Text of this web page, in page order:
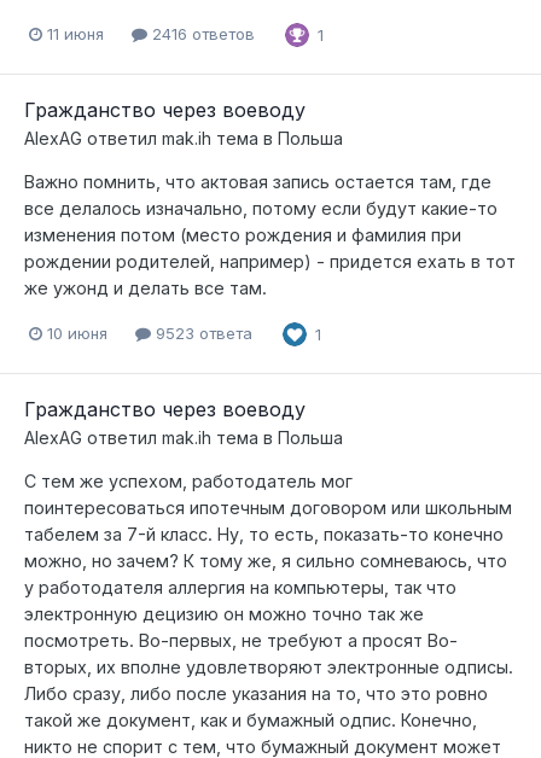
11 июня 2416 ответов 1
Гражданство через воеводу
AlexAG ответил mak.ih тема в Польша
Важно помнить, что актовая запись остается там, где
все делалось изначально, потому если будут какие-то
изменения потом (место рождения и фамилия при
рождении родителей, например) - придется ехать в тот
же ужонд и делать все там.
10 июня 9523 ответа 1
Гражданство через воеводу
AlexAG ответил mak.ih тема в Польша
С тем же успехом, работодатель мог
поинтересоваться ипотечным договором или школьным
табелем за 7-й класс. Ну, то есть, показать-то конечно
можно, но зачем? К тому же, я сильно сомневаюсь, что
у работодателя аллергия на компьютеры, так что
электронную децизию он можно точно так же
посмотреть. Во-первых, не требуют а просят Во-
вторых, их вполне удовлетворяют электронные одписы.
Либо сразу, либо после указания на то, что это ровно
такой же документ, как и бумажный одпис. Конечно,
никто не спорит с тем, что бумажный документ может